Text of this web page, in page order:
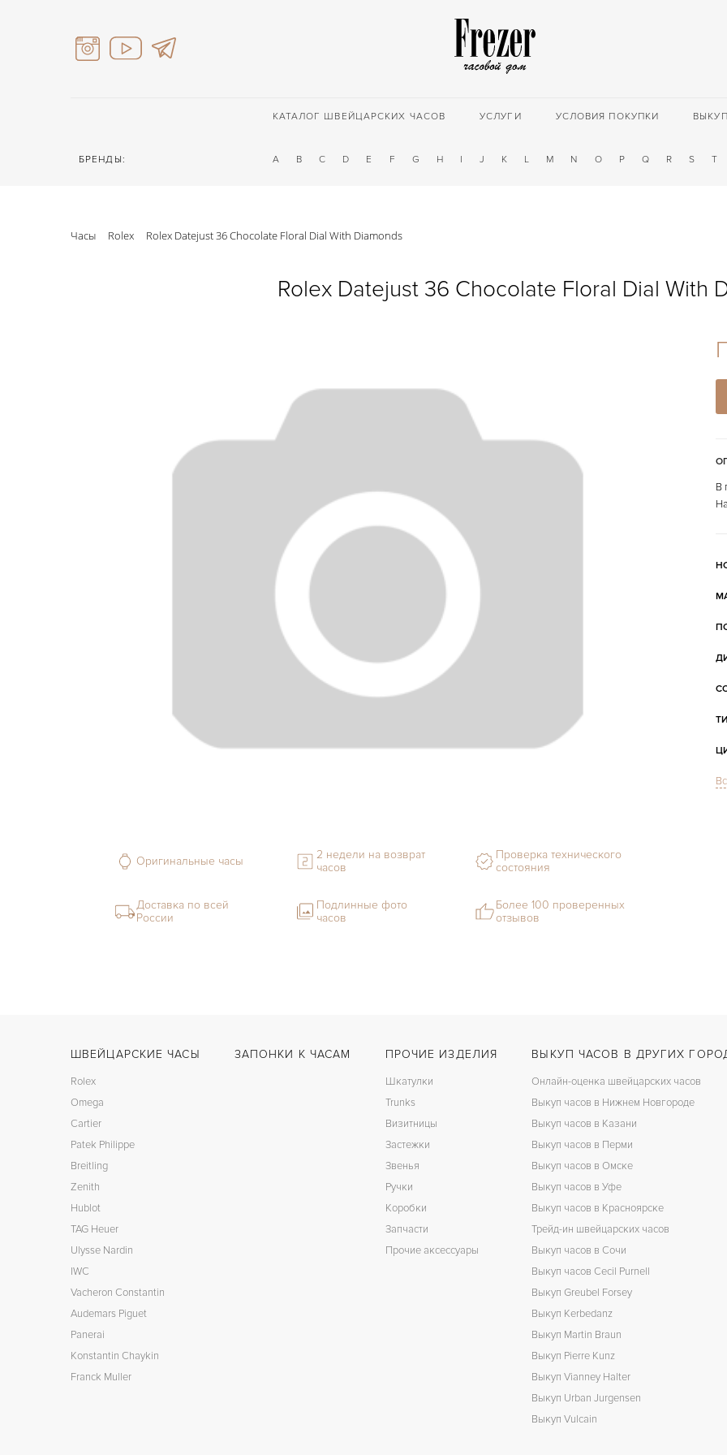
КАТАЛОГ ШВЕЙЦАРСКИХ ЧАСОВ УСЛУГИ УСЛОВИЯ ПОКУПКИ ВЫКУП
БРЕНДЫ: A B C D E F G H I J K L M N O P Q R S T
Часы Rolex Rolex Datejust 36 Chocolate Floral Dial With Diamonds
Rolex Datejust 36 Chocolate Floral Dial With
В
Оригинальные часы
2 недели на возврат
часов
Проверка технического
состояния
Доставка по всей
России
Подлинные фото
часов
Более 100 проверенных
отзывов
ШВЕЙЦАРСКИЕ ЧАСЫ
Rolex
Omega
Cartier
Patek Philippe
Breitling
Zenith
Hublot
TAG Heuer
Ulysse Nardin
IWC
Vacheron Constantin
Audemars Piguet
Panerai
Konstantin Chaykin
Franck Muller
ЗАПОНКИ К ЧАСАМ ПРОЧИЕ ИЗДЕЛИЯ
Шкатулки
Trunks
Визитницы
Застежки
Звенья
Ручки
Коробки
Запчасти
Прочие аксессуары
ВЫКУП ЧАСОВ В ДРУГИХ
Онлайн-оценка швейцарских часов
Выкуп часов в Нижнем Новгороде
Выкуп часов в Казани
Выкуп часов в Перми
Выкуп часов в Омске
Выкуп часов в Уфе
Выкуп часов в Красноярске
Трейд-ин швейцарских часов
Выкуп часов в Сочи
Выкуп часов Cecil Purnell
Выкуп Greubel Forsey
Выкуп Kerbedanz
Выкуп Martin Braun
Выкуп Pierre Kunz
Выкуп Vianney Halter
Выкуп Urban Jurgensen
Выкуп Vulcain